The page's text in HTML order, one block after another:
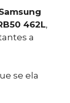
462L,
a
se ela